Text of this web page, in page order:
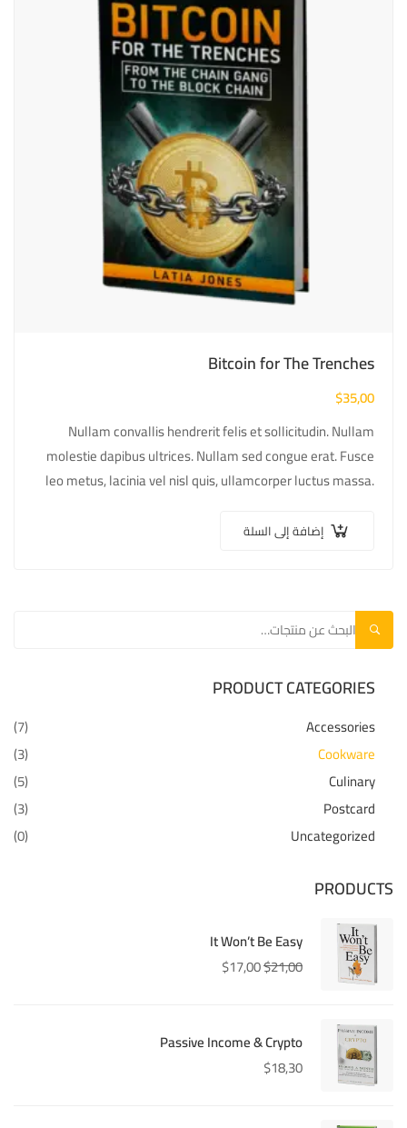
Bitcoin for The Trenches
$35,00
Nullam convallis hendrerit felis et sollicitudin. Nullam
molestie dapibus ultrices. Nullam sed congue erat. Fusce
leo metus, lacinia vel nisl quis, ullamcorper luctus massa.
إضافة إلى السلة
بحث
PRODUCT CATEGORIES
Accessories
(7)
Cookware
(3)
Culinary
(5)
Postcard
(3)
Uncategorized
(0)
PRODUCTS
It Won’t Be Easy
$21,00
$17,00
Passive Income & Crypto
$18,30